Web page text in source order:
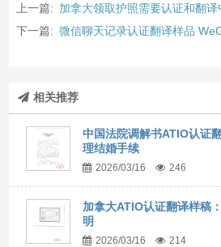
上一篇: 加拿大领取护照需要认证和翻译
下一篇: 微信聊天记录认证翻译样品
相关推荐
中国法院调解书ATIO认证
理结婚手续
2026/03/16 246
加拿大ATIO认证翻译样稿
明
2026/03/16 214